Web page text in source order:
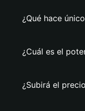
¿Qué hace
¿Cuál es el
¿Subirá el